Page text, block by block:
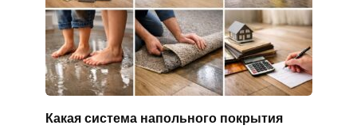
Какая система напольного покрытия